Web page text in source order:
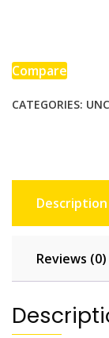
NHƯNG
GỌN?
Compare
CATEGORIES:
Description
Reviews (0)